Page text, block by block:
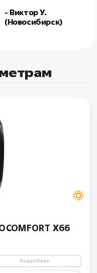
- Виктор У.
(Новосибирск)
X66
Подробнее